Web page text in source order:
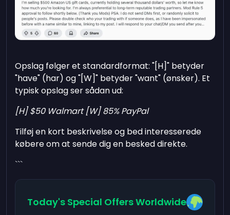
Opslag følger et standardformat: "[H]" betyder
"have" (har) og "[W]" betyder "want" (ønsker). Et
typisk opslag ser sådan ud:
[H] $50 Walmart [W] 85% PayPal
Tilføj en kort beskrivelse og bed interesserede
købere om at sende dig en besked direkte.
```
Today's Special Offers Worldwide